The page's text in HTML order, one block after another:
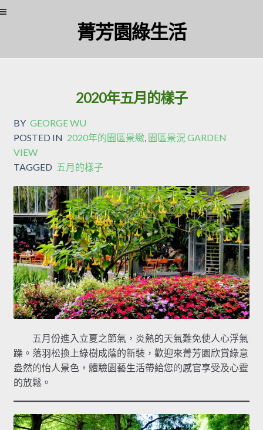
菁芳園綠生活
2020年五月的樣子
BY GEORGE WU
POSTED IN 2020年的園區景緻, 園區景況 GARDEN
VIEW
TAGGED 五月的樣子
五月份進入立夏之節氣，炎熱的天氣難免使人心浮氣
躁。落羽松換上綠樹成蔭的新裝，歡迎來菁芳園欣賞綠意
盎然的怡人景色，體驗園藝生活帶給您的感官享受及心靈
的放鬆。